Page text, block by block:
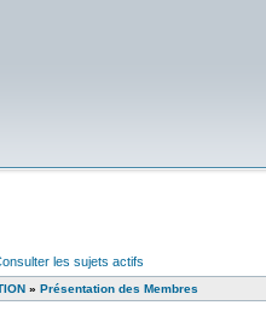
les sujets actifs
» Présentation des Membres